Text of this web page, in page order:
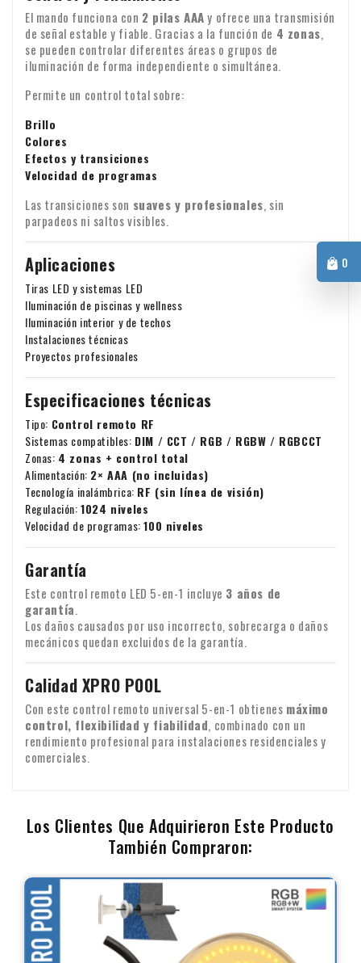
0
El mando funciona con 2 pilas AAAy ofrece una transmisión
de señal estable y fiable. Gracias a la función de 4 zonas,
se pueden controlar diferentes áreas o grupos de
iluminación de forma independiente o simultánea.
Permite un control total sobre:
Brillo
Colores
Efectos y transiciones
Velocidad de programas
Las transiciones son suaves y profesionales, sin
parpadeos ni saltos visibles.
Aplicaciones
Tiras LED y sistemas LED
Iluminación de piscinas y wellness
Iluminación interior y de techos
Instalaciones técnicas
Proyectos profesionales
Especificaciones técnicas
Tipo: Control remoto RF
Sistemas compatibles: DIM / CCT / RGB / RGBW / RGBCCT
Zonas: 4 zonas + control total
Alimentación: 2× AAA (no incluidas)
Tecnología inalámbrica: RF (sin línea de visión)
Regulación:1024 niveles
Velocidad de programas:100 niveles
Garantía
Este control remoto LED 5-en-1 incluye 3 años de
garantía.
Los daños causados por uso incorrecto, sobrecarga o daños
mecánicos quedan excluidos de la garantía.
Calidad XPRO POOL
Con este control remoto universal 5-en-1 obtienes máximo
control, flexibilidad y fiabilidad, combinado con un
rendimiento profesional para instalaciones residenciales y
comerciales.
Los Clientes Que Adquirieron Este Producto
También Compraron: